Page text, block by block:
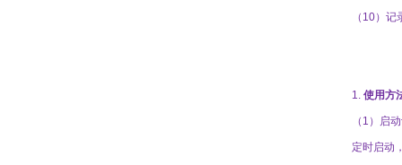
（ 10） 记
1. 使用方
（ 1 ）启
定时启动